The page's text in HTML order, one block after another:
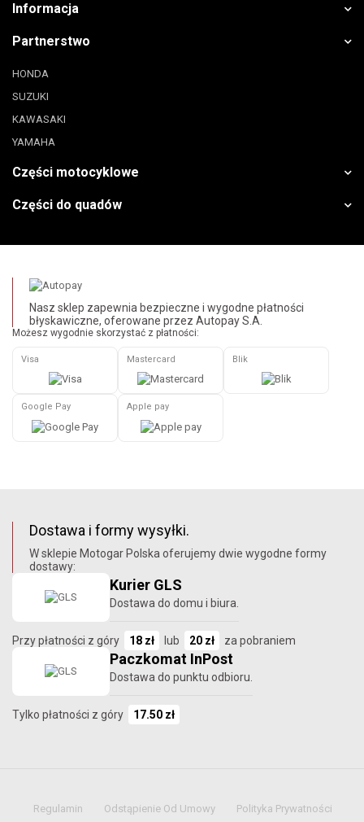
Informacja
Partnerstwo
HONDA
SUZUKI
KAWASAKI
YAMAHA
Części motocyklowe
Części do quadów
Nasz sklep zapewnia bezpieczne i wygodne płatności
błyskawiczne, oferowane przez Autopay S.A.
Możesz wygodnie skorzystać z płatności:
Visa Mastercard Blik
Google Pay Apple pay
Dostawa i formy wysyłki.
W sklepie Motogar Polska oferujemy dwie wygodne formy
dostawy:
Kurier GLS
Dostawa do domu i biura.
Przy płatności z góry 18 zł lub 20 zł za pobraniem
Paczkomat InPost
Dostawa do punktu odbioru.
Tylko płatności z góry 17.50 zł
Regulamin Odstąpienie Od Umowy Polityka Prywatności